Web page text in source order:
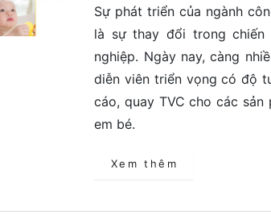
Sự phát triển của ngành
là sự thay đổi trong chiến
nghiệp. Ngày nay, càng
diễn viên triển vọng có độ
cáo, quay TVC cho các sản
em bé.
Xem thêm